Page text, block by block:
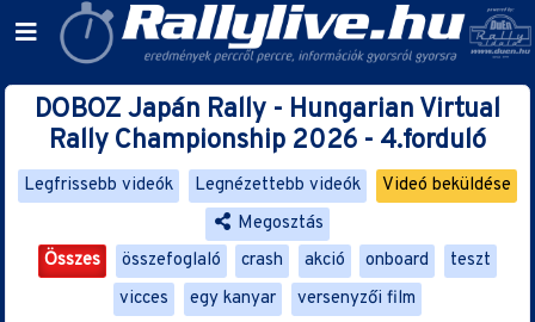
DOBOZ Japán Rally - Hungarian Virtual
Rally Championship 2026 - 4.forduló
Legfrissebb videók Legnézettebb videók
Videó beküldése
Megosztás
Összes
összefoglaló crash akció onboard
teszt
vicces
egy kanyar versenyzői film